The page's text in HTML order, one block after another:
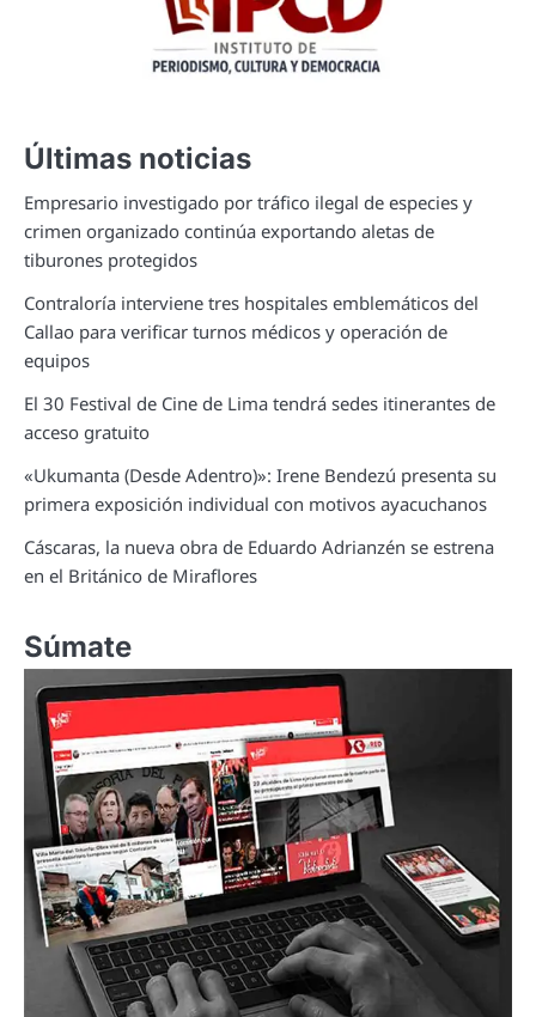
Últimas noticias
Empresario investigado por tráfico ilegal de especies y
crimen organizado continúa exportando aletas de
tiburones protegidos
Contraloría interviene tres hospitales emblemáticos del
Callao para verificar turnos médicos y operación de
equipos
El 30 Festival de Cine de Lima tendrá sedes itinerantes de
acceso gratuito
«Ukumanta (Desde Adentro)»: Irene Bendezú presenta su
primera exposición individual con motivos ayacuchanos
Cáscaras, la nueva obra de Eduardo Adrianzén se estrena
en el Británico de Miraflores
Súmate